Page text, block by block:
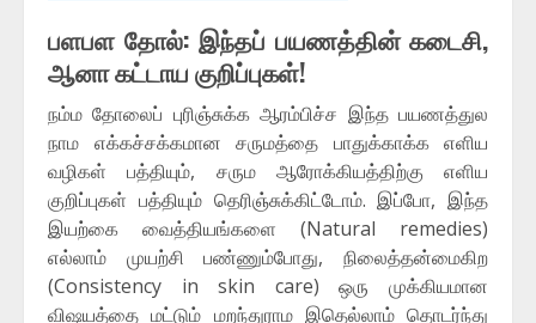
பளபள தோல்: இந்தப் பயணத்தின் கடைசி,
ஆனா கட்டாய குறிப்புகள்!
நம்ம தோலைப் புரிஞ்சுக்க ஆரம்பிச்ச இந்த பயணத்துல
நாம எக்கச்சக்கமான சருமத்தை பாதுக்காக்க எளிய
வழிகள் பத்தியும், சரும ஆரோக்கியத்திற்கு எளிய
குறிப்புகள் பத்தியும் தெரிஞ்சுக்கிட்டோம். இப்போ, இந்த
இயற்கை வைத்தியங்களை (Natural remedies)
எல்லாம் முயற்சி பண்ணும்போது, நிலைத்தன்மைகிற
(Consistency in skin care) ஒரு முக்கியமான
விஷயத்தை மட்டும் மறந்துராம இதெல்லாம் தொடர்ந்து